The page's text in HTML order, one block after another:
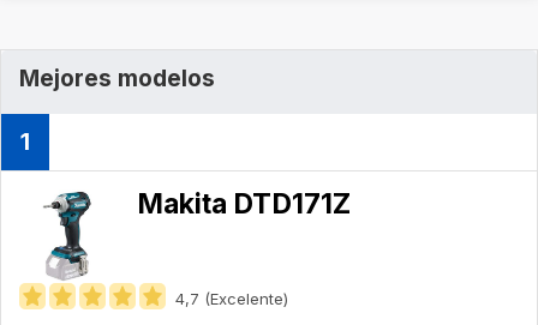
Mejores modelos
1
Makita DTD171Z
4,7 (Excelente)